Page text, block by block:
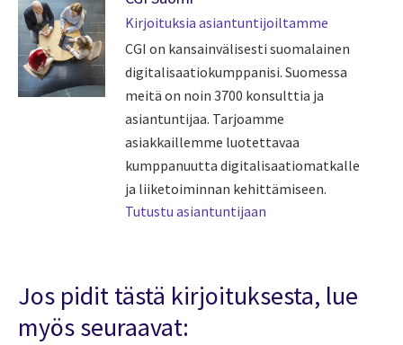
Kirjoituksia asiantuntijoiltamme
CGI on kansainvälisesti suomalainen
digitalisaatiokumppanisi. Suomessa
meitä on noin 3700 konsulttia ja
asiantuntijaa. Tarjoamme
asiakkaillemme luotettavaa
kumppanuutta digitalisaatiomatkalle
ja liiketoiminnan kehittämiseen.
Tutustu asiantuntijaan
Jos pidit tästä kirjoituksesta, lue
myös seuraavat: